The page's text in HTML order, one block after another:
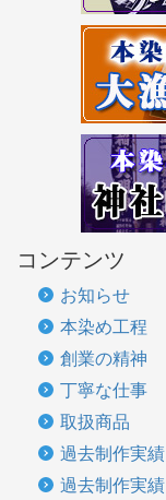
コンテンツ
お知らせ
本染め工程
創業の精神
丁寧な仕事
取扱商品
過去制作実
過去制作実